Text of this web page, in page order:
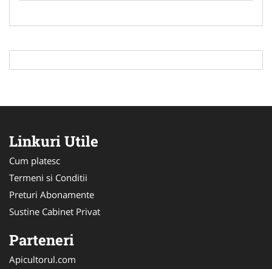
Linkuri Utile
Cum platesc
Termeni si Conditii
Preturi Abonamente
Sustine Cabinet Privat
Parteneri
Apicultorul.com